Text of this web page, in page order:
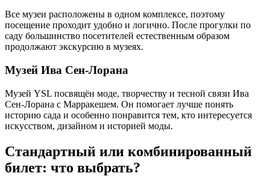
Все музеи расположены в одном комплексе, поэтому
посещение проходит удобно и логично. После прогулки по
саду большинство посетителей естественным образом
продолжают экскурсию в музеях.
Музей Ива Сен-Лорана
Музей YSL посвящён моде, творчеству и тесной связи Ива
Сен-Лорана с Марракешем. Он помогает лучше понять
историю сада и особенно понравится тем, кто интересуется
искусством, дизайном и историей моды.
Стандартный или комбинированный
билет: что выбрать?